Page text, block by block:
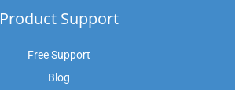
Product Support
Free Support
Blog